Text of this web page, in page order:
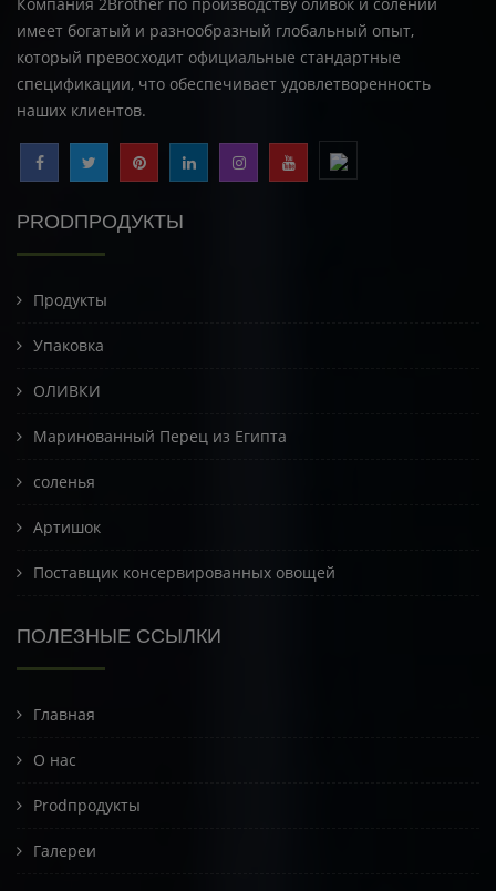
имеет богатый и разнообразный глобальный опыт,
который превосходит официальные стандартные
спецификации, что обеспечивает удовлетворенность
наших клиентов.
PRODПРОДУКТЫ
Продукты
Упаковка
ОЛИВКИ
Маринованный Перец из Египта
соленья
Артишок
Поставщик консервированных овощей
ПОЛЕЗНЫЕ ССЫЛКИ
Главная
О нас
Prodпродукты
Галереи